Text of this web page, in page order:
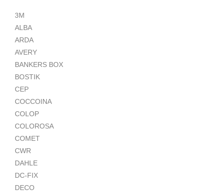
3M
ALBA
ARDA
AVERY
BANKERS BOX
BOSTIK
CEP
COCCOINA
COLOP
COLOROSA
COMET
CWR
DAHLE
DC-FIX
DECO